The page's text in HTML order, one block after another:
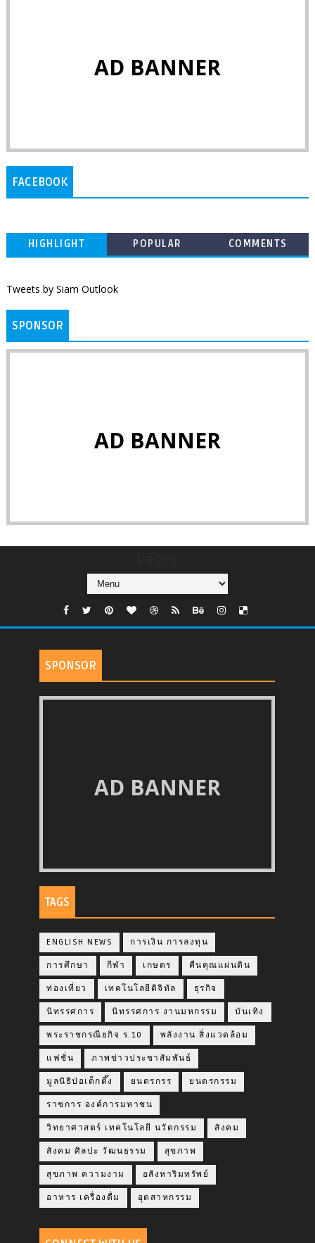
AD BANNER
FACEBOOK
HIGHLIGHT POPULAR COMMENTS
Tweets by Siam Outlook
SPONSOR
AD BANNER
SPONSOR
AD BANNER
TAGS
ENGLISH NEWS การเงิน การลงทุน
การศึกษา กีฬา เกษตร คืนคุณแผ่นดิน
ท่องเที่ยว เทคโนโลยีดิจิทัล ธุรกิจ
นิทรรศการ นิทรรศการ งานมหกรรม บันเทิง
พระราชกรณียกิจ ร.10 พลังงาน สิ่งแวดล้อม
แฟชั่น ภาพข่าวประชาสัมพันธ์
มูลนิธิป่อเต็กตึ๊ง ยนตรกรร ยนตรกรรม
ราชการ องค์การมหาชน
วิทยาศาสตร์ เทคโนโลยี นวัตกรรม สังคม
สังคม ศิลปะ วัฒนธรรม สุขภาพ
สุขภาพ ความงาม อสังหาริมทรัพย์
อาหาร เครื่องดื่ม อุตสาหกรรม